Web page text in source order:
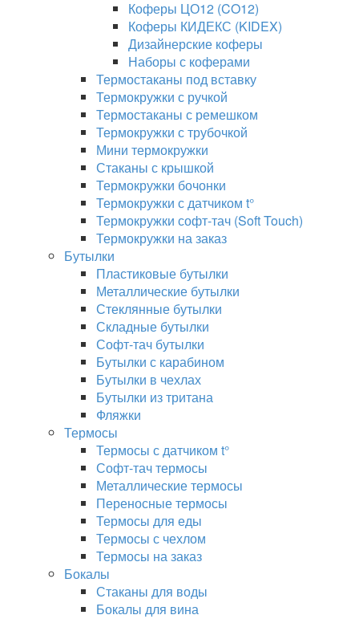
Коферы ЦО12 (CO12)
Коферы КИДЕКС (KIDEX)
Дизайнерские коферы
Наборы с коферами
Термостаканы под вставку
Термокружки с ручкой
Термостаканы с ремешком
Термокружки с трубочкой
Мини термокружки
Стаканы с крышкой
Термокружки бочонки
Термокружки с датчиком t°
Термокружки софт-тач (Soft Touch)
Термокружки на заказ
Бутылки
Пластиковые бутылки
Металлические бутылки
Стеклянные бутылки
Складные бутылки
Софт-тач бутылки
Бутылки с карабином
Бутылки в чехлах
Бутылки из тритана
Фляжки
Термосы
Термосы с датчиком t°
Софт-тач термосы
Металлические термосы
Переносные термосы
Термосы для еды
Термосы с чехлом
Термосы на заказ
Бокалы
Стаканы для воды
Бокалы для вина